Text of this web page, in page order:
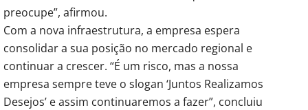
preocupe”, afirmou.
Com a nova infraestrutura, a empresa espera
consolidar a sua posição no mercado regional e
continuar a crescer. “É um risco, mas a nossa
empresa sempre teve o slogan ‘Juntos Realizamos
Desejos’ e assim continuaremos a fazer”, concluiu